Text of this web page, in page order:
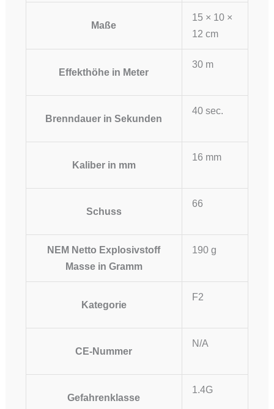
Maße
15 × 10 ×
12 cm
Effekthöhe in Meter
30 m
Brenndauer in Sekunden
40 sec.
Kaliber in mm
16 mm
Schuss
66
NEM Netto Explosivstoff
Masse in Gramm
190 g
Kategorie
F2
CE-Nummer
N/A
Gefahrenklasse
1.4G